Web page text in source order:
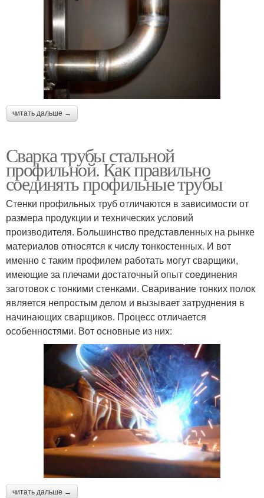
читать дальше →
Сварка трубы стальной
профильной. Как правильно
соединять профильные трубы
Стенки профильных труб отличаются в зависимости от
размера продукции и технических условий
производителя. Большинство представленных на рынке
материалов относятся к числу тонкостенных. И вот
именно с таким профилем работать могут сварщики,
имеющие за плечами достаточный опыт соединения
заготовок с тонкими стенками. Сваривание тонких полок
является непростым делом и вызывает затруднения в
начинающих сварщиков. Процесс отличается
особенностями. Вот основные из них:
читать дальше →